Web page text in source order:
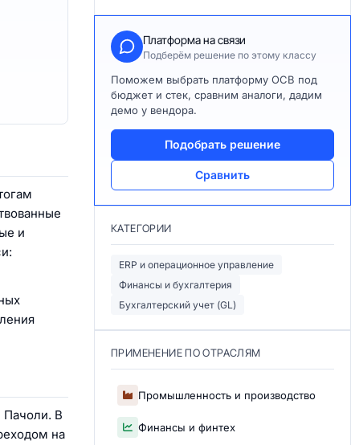
и
Пачоли. В
на
Платформа на связи
Подберём решение по этому классу
Поможем выбрать платформу ОСВ под
бюджет и стек, сравним аналоги, дадим
демо у вендора.
Подобрать решение
Сравнить
КАТЕГОРИИ
ERP и операционное управление
Финансы и бухгалтерия
Бухгалтерский учет (GL)
ПРИМЕНЕНИЕ ПО ОТРАСЛЯМ
Промышленность и производство
Финансы и финтех